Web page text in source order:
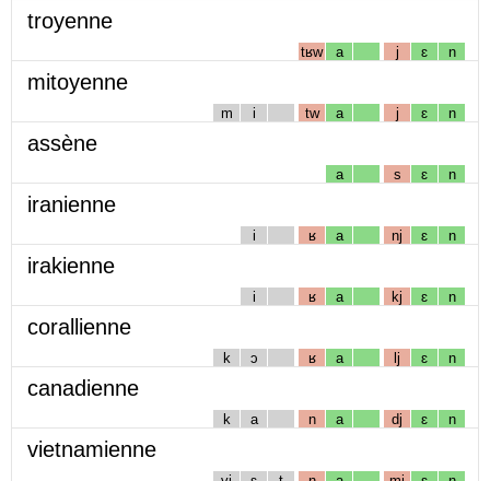
troyenne
tʁw a j ɛ n
mitoyenne
m i tw a j ɛ n
assène
a s ɛ n
iranienne
i ʁ a nj ɛ n
irakienne
i ʁ a kj ɛ n
corallienne
k ɔ ʁ a lj ɛ n
canadienne
k a n a dj ɛ n
vietnamienne